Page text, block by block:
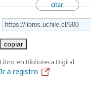
citar
copiar
Libro en Biblioteca Digital
Ir a registro